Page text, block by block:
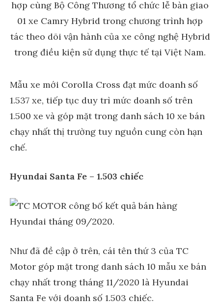
Mẫu xe mới Corolla Cross đạt mức doanh số
1.537 xe, tiếp tục duy trì mức doanh số trên
1.500 xe và góp mặt trong danh sách 10 xe bán
chạy nhất thị trường tuy nguồn cung còn hạn
chế.
Hyundai Santa Fe – 1.503 chiếc
Như đã đề cập ở trên, cái tên thứ 3 của TC
Motor góp mặt trong danh sách 10 mẫu xe bán
chạy nhất trong tháng 11/2020 là Hyundai
Santa Fe với doanh số 1.503 chiếc.